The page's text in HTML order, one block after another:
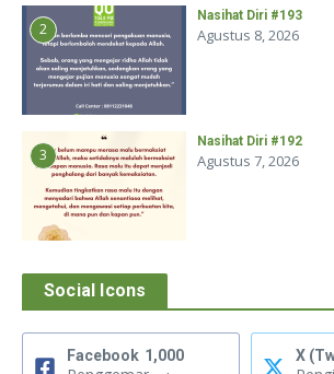
2
Nasihat Diri #193
Agustus 8, 2026
3
Nasihat Diri #192
Agustus 7, 2026
Social Icons
Facebook 1,000 X